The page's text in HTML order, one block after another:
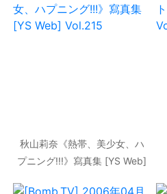
秋山莉奈《熱帯、美少女、ハ
プニング!!!》寫真集 [YS Web]